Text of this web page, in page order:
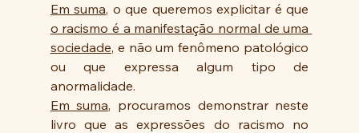
Em suma
o racismo é a manifestação normal de uma
sociedade, e não um fenômeno patológico
ou que expressa algum tipo de
anormalidade.
Em suma, procuramos demonstrar neste
livro que as expressões do racismo no